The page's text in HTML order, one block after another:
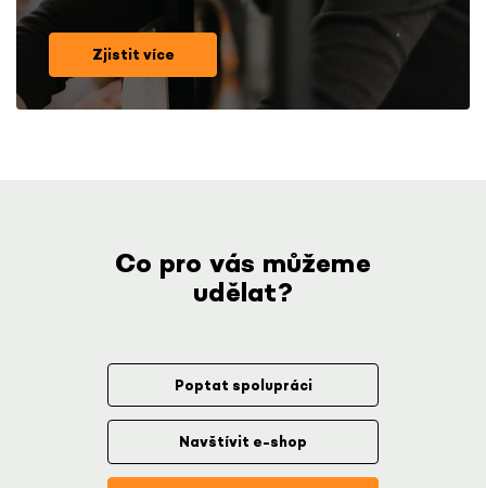
Zjistit více
Co pro vás můžeme
udělat?
Poptat spolupráci
Navštívit e-shop